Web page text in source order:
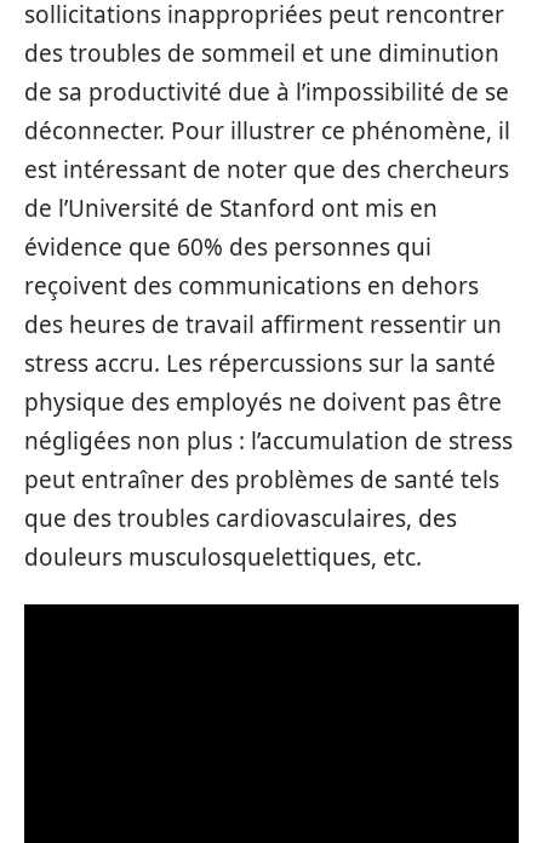
sollicitations inappropriées peut rencontrer
des troubles de sommeil et une diminution
de sa productivité due à l’impossibilité de se
déconnecter. Pour illustrer ce phénomène, il
est intéressant de noter que des chercheurs
de l’Université de Stanford ont mis en
évidence que 60% des personnes qui
reçoivent des communications en dehors
des heures de travail affirment ressentir un
stress accru. Les répercussions sur la santé
physique des employés ne doivent pas être
négligées non plus : l’accumulation de stress
peut entraîner des problèmes de santé tels
que des troubles cardiovasculaires, des
douleurs musculosquelettiques, etc.